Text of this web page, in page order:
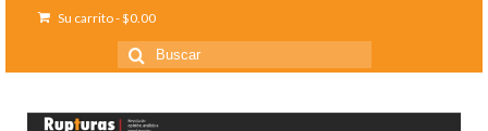
Su carrito-$0.00
Buscar
por: